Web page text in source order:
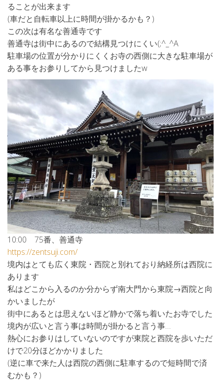
ることが出来ます
(車だと自転車以上に時間が掛かるかも？)
この次は有名な善通寺です
善通寺は街中にあるので結構見つけにくい(;^_^A
駐車場の位置が分かりにくくお寺の西側に大きな駐車場が
ある事をお参りしてから見つけましたw
10:00 75番、善通寺
https://zentsuji.com/
境内はとても広く東院・西院と別れており納経所は西院に
あります
私はどこから入るのか分からず南大門から東院→西院と向
かいましたが
街中にあるとは思えないほど静かで落ち着いたお寺でした
境内が広いと言う事は時間が掛かると言う事…
熱心にお参りはしていないのですが東院と西院を歩いただ
けで20分ほどかかりました
(逆に車で来た人は西院の西側に駐車するので短時間で済
むかも？)